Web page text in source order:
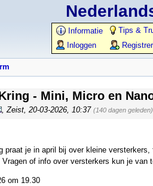
Informatie
Tips &
Inloggen
- Mini, Micro en
Zeist 20-03-2026, 10:37 (140 dagen geleden)
praat je in april bij over kleine
of info over versterkers kun je van
om 19.30